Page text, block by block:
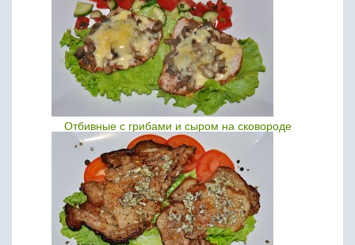
Отбивные с грибами и сыром на сковороде